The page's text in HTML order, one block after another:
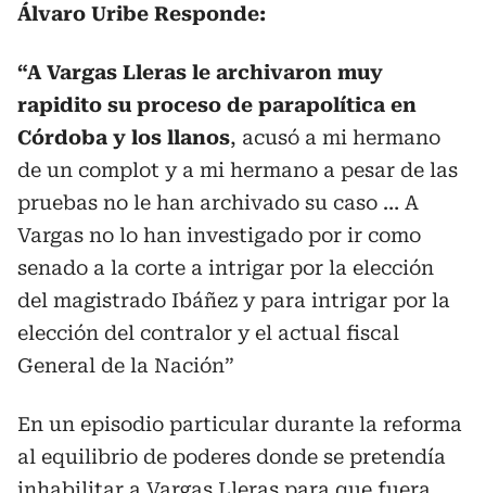
Álvaro Uribe Responde:
“A Vargas Lleras le archivaron muy
rapidito su proceso de parapolítica en
Córdoba y los llanos, acusó a mi hermano
de un complot y a mi hermano a pesar de las
pruebas no le han archivado su caso … A
Vargas no lo han investigado por ir como
senado a la corte a intrigar por la elección
del magistrado Ibáñez y para intrigar por la
elección del contralor y el actual fiscal
General de la Nación”
En un episodio particular durante la reforma
al equilibrio de poderes donde se pretendía